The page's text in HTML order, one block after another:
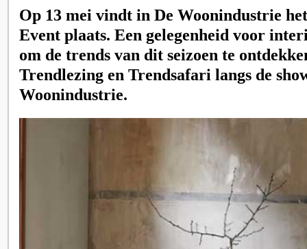
Op 13 mei vindt in De Woonindustrie
Event plaats. Een gelegenheid voor
om de trends van dit seizoen te
Trendlezing en Trendsafari langs de
Woonindustrie.